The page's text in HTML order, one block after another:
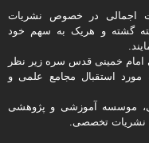
اجمالی در خصوص نشریات
گشته و هریک به سهم خود
خمینی قدس سره زیر نظر
کند که مورد استقبال مجامع علمی و
موسسه آموزشی و پژوهشی
نشریات تخصصی.